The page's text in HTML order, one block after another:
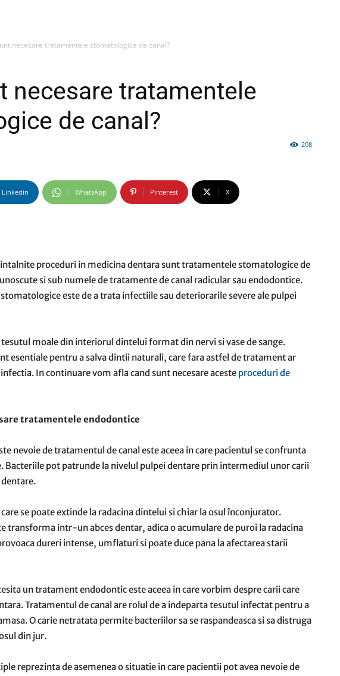
necesare tratamentele stomatologice de canal?
necesare tratamentele
de canal?
208
Linkedin WhatsApp Pinterest X
proceduri in medicina dentara sunt tratamentele stomatologice de
si sub numele de tratamente de canal radicular sau endodontice.
este de a trata infectiile sau deteriorarile severe ale pulpei
moale din interiorul dintelui format din nervi si vase de sange.
esentiale pentru a salva dintii naturali, care fara astfel de tratament ar
In continuare vom afla cand sunt necesare aceste proceduri de
tratamentele endodontice
nevoie de tratamentul de canal este aceea in care pacientul se confrunta
Bacteriile pot patrunde la nivelul pulpei dentare prin intermediul unor carii
se poate extinde la radacina dintelui si chiar la osul înconjurator.
transforma intr-un abces dentar, adica o acumulare de puroi la radacina
dureri intense, umflaturi si poate duce pana la afectarea starii
un tratament endodontic este aceea in care vorbim despre carii care
Tratamentul de canal are rolul de a indeparta tesutul infectat pentru a
O carie netratata permite bacteriilor sa se raspandeasca si sa distruga
din jur.
reprezinta de asemenea o situatie in care pacientii pot avea nevoie de